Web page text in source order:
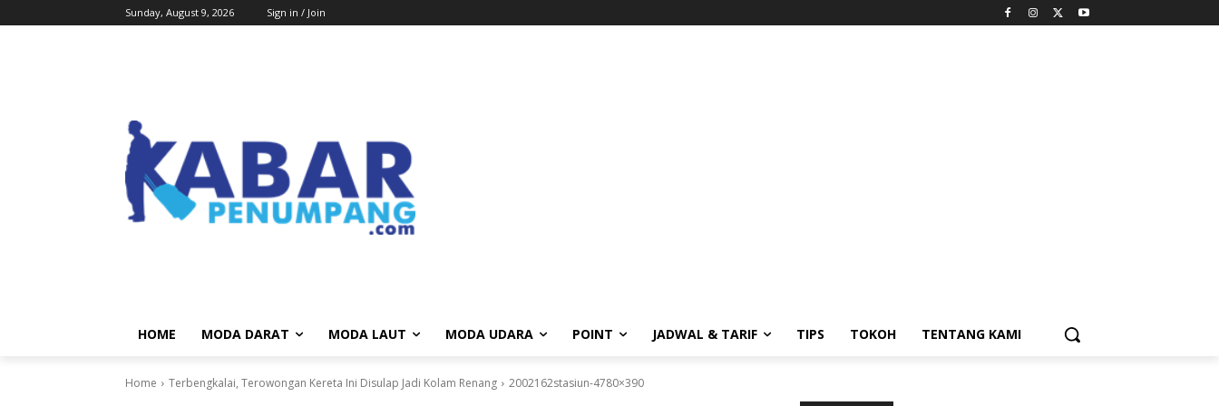
Sunday, August 9, 2026 Sign in / Join
HOME MODA DARAT MODA LAUT MODA UDARA POINT JADWAL & TARIF TIPS TOKOH TENTANG KAMI
Home Terbengkalai, Terowongan Kereta Ini Disulap Jadi Kolam Renang 2002162stasiun-4780×390